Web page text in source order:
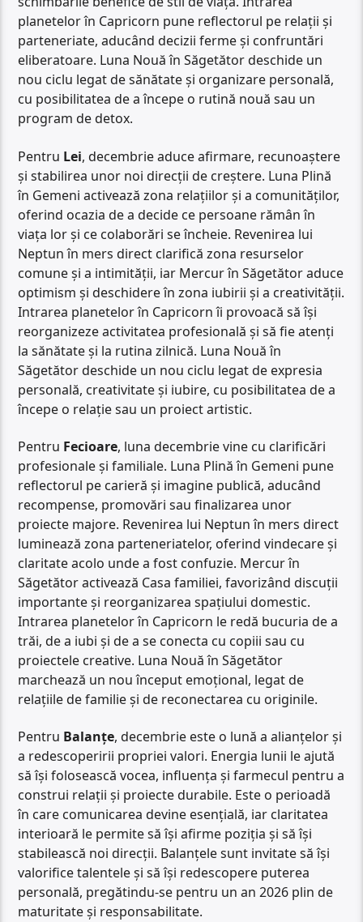
planetelor în Capricorn pune reflectorul pe relații și
parteneriate, aducând decizii ferme și confruntări
eliberatoare. Luna Nouă în Săgetător deschide un
nou ciclu legat de sănătate și organizare personală,
cu posibilitatea de a începe o rutină nouă sau un
program de detox.
Pentru Lei, decembrie aduce afirmare, recunoaștere
și stabilirea unor noi direcții de creștere. Luna Plină
în Gemeni activează zona relațiilor și a comunităților,
oferind ocazia de a decide ce persoane rămân în
viața lor și ce colaborări se încheie. Revenirea lui
Neptun în mers direct clarifică zona resurselor
comune și a intimității, iar Mercur în Săgetător aduce
optimism și deschidere în zona iubirii și a creativității.
Intrarea planetelor în Capricorn îi provoacă să își
reorganizeze activitatea profesională și să fie atenți
la sănătate și la rutina zilnică. Luna Nouă în
Săgetător deschide un nou ciclu legat de expresia
personală, creativitate și iubire, cu posibilitatea de a
începe o relație sau un proiect artistic.
Pentru Fecioare, luna decembrie vine cu clarificări
profesionale și familiale. Luna Plină în Gemeni pune
reflectorul pe carieră și imagine publică, aducând
recompense, promovări sau finalizarea unor
proiecte majore. Revenirea lui Neptun în mers direct
luminează zona parteneriatelor, oferind vindecare și
claritate acolo unde a fost confuzie. Mercur în
Săgetător activează Casa familiei, favorizând discuții
importante și reorganizarea spațiului domestic.
Intrarea planetelor în Capricorn le redă bucuria de a
trăi, de a iubi și de a se conecta cu copiii sau cu
proiectele creative. Luna Nouă în Săgetător
marchează un nou început emoțional, legat de
relațiile de familie și de reconectarea cu originile.
Pentru Balanțe, decembrie este o lună a alianțelor și
a redescoperirii propriei valori. Energia lunii le ajută
să își folosească vocea, influența și farmecul pentru a
construi relații și proiecte durabile. Este o perioadă
în care comunicarea devine esențială, iar claritatea
interioară le permite să își afirme poziția și să își
stabilească noi direcții. Balanțele sunt invitate să își
valorifice talentele și să își redescopere puterea
personală, pregătindu-se pentru un an 2026 plin de
maturitate și responsabilitate.